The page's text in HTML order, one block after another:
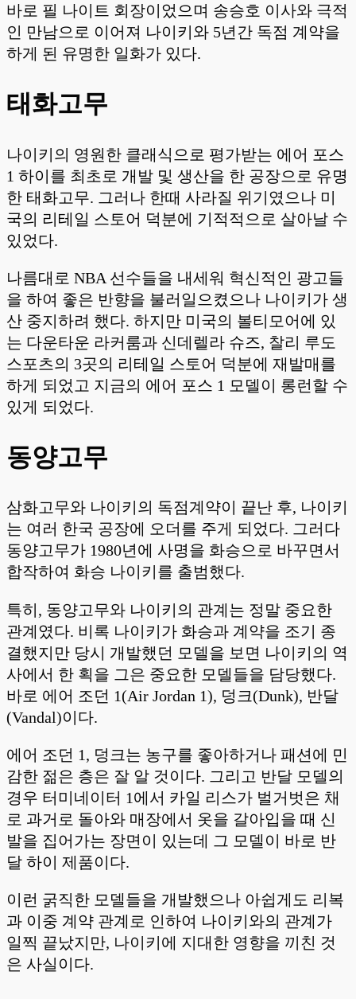
바로 필 나이트 회장이었으며 송승호 이사와 극적
인 만남으로 이어져 나이키와 5년간 독점 계약을
하게 된 유명한 일화가 있다.
태화고무
나이키의 영원한 클래식으로 평가받는 에어 포스
1 하이를 최초로 개발 및 생산을 한 공장으로 유명
한 태화고무. 그러나 한때 사라질 위기였으나 미
국의 리테일 스토어 덕분에 기적적으로 살아날 수
있었다.
나름대로 NBA 선수들을 내세워 혁신적인 광고들
을 하여 좋은 반향을 불러일으켰으나 나이키가 생
산 중지하려 했다. 하지만 미국의 볼티모어에 있
는 다운타운 라커룸과 신데렐라 슈즈, 찰리 루도
스포츠의 3곳의 리테일 스토어 덕분에 재발매를
하게 되었고 지금의 에어 포스 1 모델이 롱런할 수
있게 되었다.
동양고무
삼화고무와 나이키의 독점계약이 끝난 후, 나이키
는 여러 한국 공장에 오더를 주게 되었다. 그러다
동양고무가 1980년에 사명을 화승으로 바꾸면서
합작하여 화승 나이키를 출범했다.
특히, 동양고무와 나이키의 관계는 정말 중요한
관계였다. 비록 나이키가 화승과 계약을 조기 종
결했지만 당시 개발했던 모델을 보면 나이키의 역
사에서 한 획을 그은 중요한 모델들을 담당했다.
바로 에어 조던 1(Air Jordan 1), 덩크(Dunk), 반달
(Vandal)이다.
에어 조던 1, 덩크는 농구를 좋아하거나 패션에 민
감한 젊은 층은 잘 알 것이다. 그리고 반달 모델의
경우 터미네이터 1에서 카일 리스가 벌거벗은 채
로 과거로 돌아와 매장에서 옷을 갈아입을 때 신
발을 집어가는 장면이 있는데 그 모델이 바로 반
달 하이 제품이다.
이런 굵직한 모델들을 개발했으나 아쉽게도 리복
과 이중 계약 관계로 인하여 나이키와의 관계가
일찍 끝났지만, 나이키에 지대한 영향을 끼친 것
은 사실이다.